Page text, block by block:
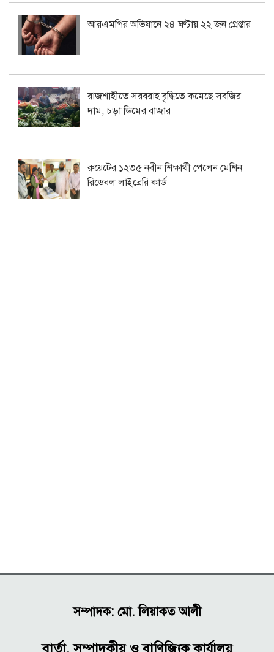
আরএমপির অভিযানে ২৪ ঘণ্টায় ২২ জন গ্রেপ্তার
রাজশাহীতে সরবরাহ বৃদ্ধিতে কমেছে সবজির
দাম, চড়া ডিমের বাজার
রুয়েটের ১২৩৫ নবীন শিক্ষার্থী পেলেন মেশিন
রিডেবল লাইব্রেরি কার্ড
সম্পাদক: মো. লিয়াকত আলী